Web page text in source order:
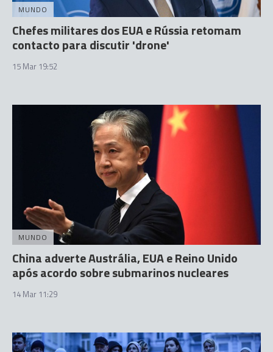
MUNDO
Chefes militares dos EUA e Rússia retomam
contacto para discutir 'drone'
15 Mar 19:52
MUNDO
China adverte Austrália, EUA e Reino Unido
após acordo sobre submarinos nucleares
14 Mar 11:29